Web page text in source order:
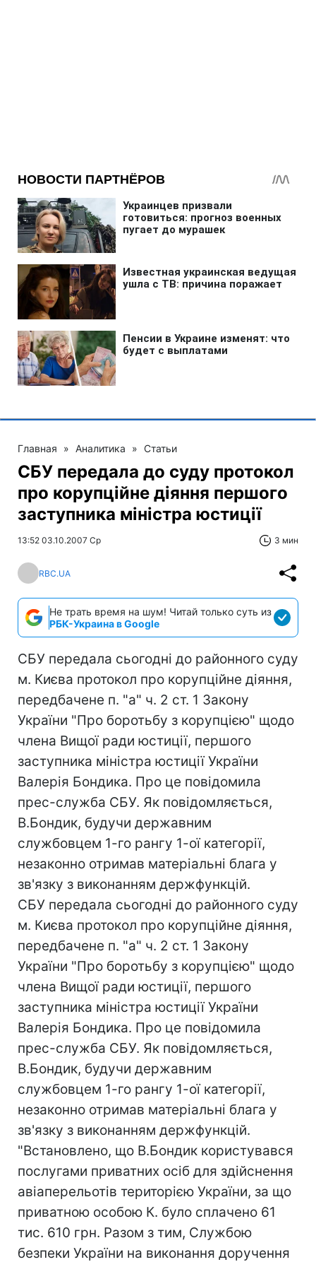
Главная » Аналитика » Статьи
СБУ передала до суду протокол
про корупційне діяння першого
заступника міністра юстиції
13:52 03.10.2007 Ср 3 мин
RBC.UA
Не трать время на шум! Читай только суть из
РБК-Украина в Google
СБУ передала сьогодні до районного суду
м. Києва протокол про корупційне діяння,
передбачене п. "а" ч. 2 ст. 1 Закону
України "Про боротьбу з корупцією" щодо
члена Вищої ради юстиції, першого
заступника міністра юстиції України
Валерія Бондика. Про це повідомила
прес-служба СБУ. Як повідомляється,
В.Бондик, будучи державним
службовцем 1-го рангу 1-ої категорії,
незаконно отримав матеріальні блага у
зв'язку з виконанням держфункцій.
СБУ передала сьогодні до районного суду
м. Києва протокол про корупційне діяння,
передбачене п. "а" ч. 2 ст. 1 Закону
України "Про боротьбу з корупцією" щодо
члена Вищої ради юстиції, першого
заступника міністра юстиції України
Валерія Бондика. Про це повідомила
прес-служба СБУ. Як повідомляється,
В.Бондик, будучи державним
службовцем 1-го рангу 1-ої категорії,
незаконно отримав матеріальні блага у
зв'язку з виконанням держфункцій.
"Встановлено, що В.Бондик користувався
послугами приватних осіб для здійснення
авіаперельотів територією України, за що
приватною особою К. було сплачено 61
тис. 610 грн. Разом з тим, Службою
безпеки України на виконання доручення